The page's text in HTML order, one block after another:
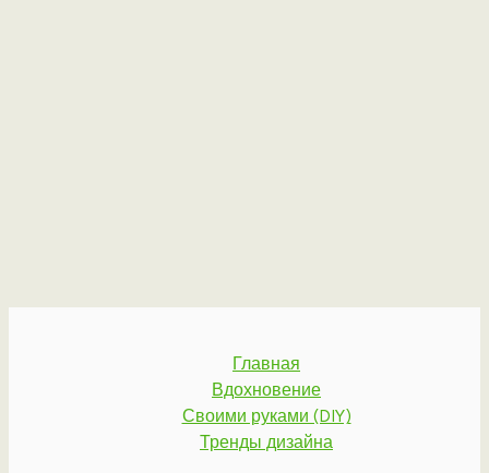
Главная
Вдохновение
Своими руками (DIY)
Тренды дизайна